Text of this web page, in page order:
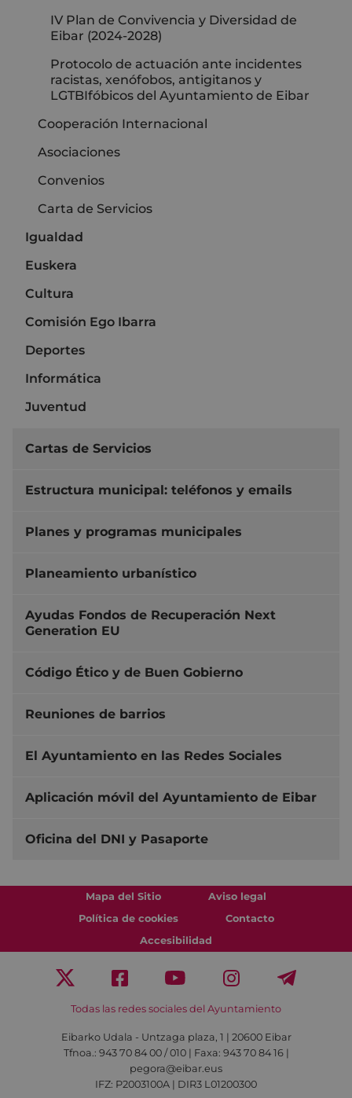
IV Plan de Convivencia y Diversidad de
Eibar (2024-2028)
Protocolo de actuación ante incidentes
racistas, xenófobos, antigitanos y
LGTBIfóbicos del Ayuntamiento de Eibar
Cooperación Internacional
Asociaciones
Convenios
Carta de Servicios
Igualdad
Euskera
Cultura
Comisión Ego Ibarra
Deportes
Informática
Juventud
Cartas de Servicios
Estructura municipal: teléfonos y emails
Planes y programas municipales
Planeamiento urbanístico
Ayudas Fondos de Recuperación Next
Generation EU
Código Ético y de Buen Gobierno
Reuniones de barrios
El Ayuntamiento en las Redes Sociales
Aplicación móvil del Ayuntamiento de Eibar
Oficina del DNI y Pasaporte
Mapa del Sitio
Aviso legal
Política de cookies
Contacto
Accesibilidad
Todas las redes sociales del Ayuntamiento
Eibarko Udala - Untzaga plaza, 1 | 20600 Eibar
Tfnoa.: 943 70 84 00 / 010 | Faxa: 943 70 84 16 |
pegora@eibar.eus
IFZ: P2003100A | DIR3 L01200300